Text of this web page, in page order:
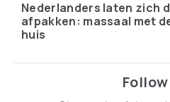
Grootste partij cocaïne
ooit gevonden in
Australië: hoeveel komt
binnen?